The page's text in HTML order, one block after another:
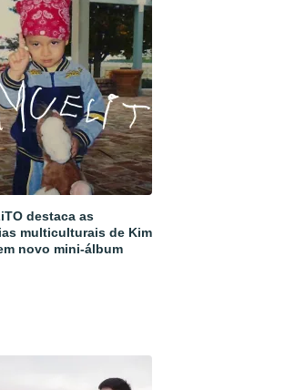
destaca as
multiculturais de Kim
novo mini-álbum